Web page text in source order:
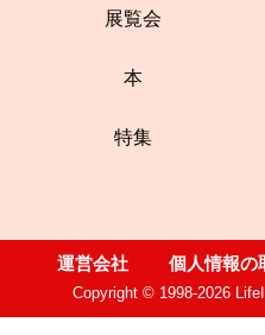
展覧会
本
特集
運営会社 個人情報の
Copyright © 1998-2026